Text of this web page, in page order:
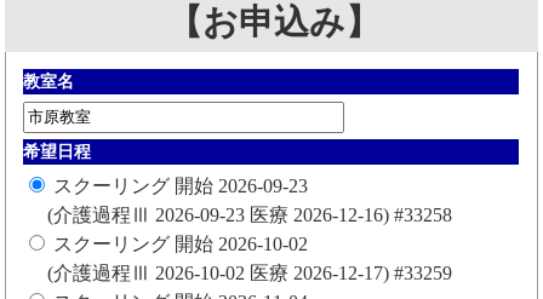
【お申込み】
教室名
希望日程
スクーリング 開始 2026-09-23
(介護過程Ⅲ 2026-09-23 医療 2026-12-16) #33258
スクーリング 開始 2026-10-02
(介護過程Ⅲ 2026-10-02 医療 2026-12-17) #33259